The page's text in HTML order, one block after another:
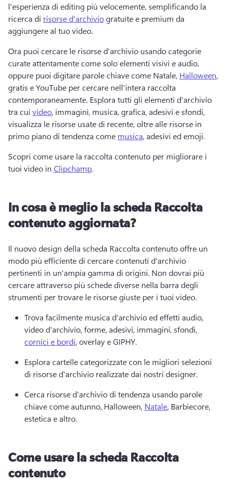
l'esperienza di editing più velocemente, semplificando la
ricerca di risorse d'archivio gratuite e premium da
aggiungere al tuo video.
Ora puoi cercare le risorse d'archivio usando categorie
curate attentamente come solo elementi visivi e audio,
oppure puoi digitare parole chiave come Natale, Halloween,
gratis e YouTube per cercare nell'intera raccolta
contemporaneamente. Esplora tutti gli elementi d'archivio
tra cui video, immagini, musica, grafica, adesivi e sfondi,
visualizza le risorse usate di recente, oltre alle risorse in
primo piano di tendenza come musica, adesivi ed emoji.
Scopri come usare la raccolta contenuto per migliorare i
tuoi video in Clipchamp.
In cosa è meglio la scheda Raccolta
contenuto aggiornata?
Il nuovo design della scheda Raccolta contenuto offre un
modo più efficiente di cercare contenuti d'archivio
pertinenti in un'ampia gamma di origini. Non dovrai più
cercare attraverso più schede diverse nella barra degli
strumenti per trovare le risorse giuste per i tuoi video.
Trova facilmente musica d'archivio ed effetti audio,
video d'archivio, forme, adesivi, immagini, sfondi,
cornici e bordi, overlay e GIPHY.
Esplora cartelle categorizzate con le migliori selezioni
di risorse d'archivio realizzate dai nostri designer.
Cerca risorse d'archivio di tendenza usando parole
chiave come autunno, Halloween, Natale, Barbiecore,
estetica e altro.
Come usare la scheda Raccolta
contenuto